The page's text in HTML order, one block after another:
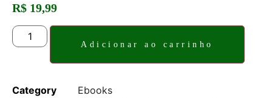
R$ 19,99
Adicionar ao carrinho
Category
Ebooks